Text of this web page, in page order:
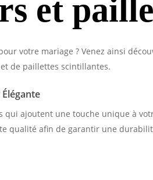
et
votre mariage ? Venez ainsi
de paillettes scintillantes.
qui ajoutent une touche unique à
qualité afin de garantir une